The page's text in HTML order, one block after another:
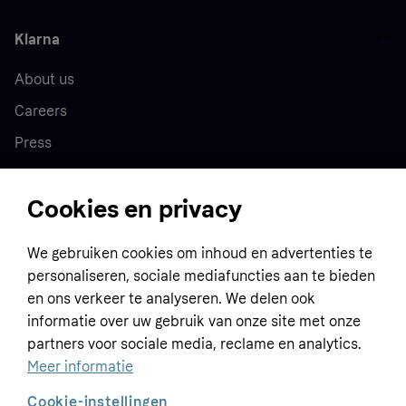
Klarna
About us
Careers
Press
Home
Customer service
Terms & conditions
Privacy policy
Tracking technology notice
Business
Sell with Klarna
Contact us
Global
Cookies en privacy
We gebruiken cookies om inhoud en advertenties te
personaliseren, sociale mediafuncties aan te bieden
en ons verkeer te analyseren. We delen ook
informatie over uw gebruik van onze site met onze
partners voor sociale media, reclame en analytics.
Meer informatie
Cookie-instellingen